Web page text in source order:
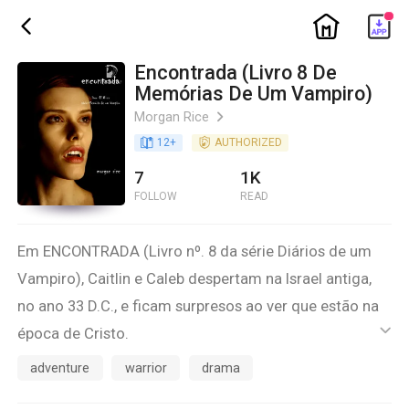
ic_back ic_home
Encontrada (Livro 8 De
Memórias De Um Vampiro)
Morgan Rice ic_arrow_right
book_age 12+ detail_authorized AUTHORIZED
7
FOLLOW
1K
READ
Em ENCONTRADA (Livro nº. 8 da série Diários de um
Vampiro), Caitlin e Caleb despertam na Israel antiga,
no ano 33 D.C., e ficam surpresos ao ver que estão na
época de Cristo.
A Israel antiga é um local de lugares sagrados,
ic_default
adventure warrior drama